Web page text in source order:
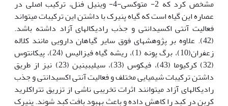
مشخص کرد که 2- متوکسی-4- وینیل فنل، ترکیب اصلی در
عصاره این گیاه است که گیاه پنیرک با داشتن این ترکیبات می­تواند
فعالیت آنتی اکسیدانتی و جذب رادیکال­های آزاد داشته باشد.
(42). علاوه بر پژوهش­های فوق سایر گیاهان دارویی مانند کلاله
زعفران(10)، برگ پونه (1)، ریشه گیاه فیزالیس (24)، پیکانتوس
(32) کرکیوما (43)، فیکوس (33)، سیلیبینین (23) نیز از طریق
داشتن ترکیبات شیمیایی مختلف و فعالیت آنتی اکسیدانتی و جذب
رادیکال­های آزاد می­توانند اثرات تخریبی ناشی از تزریق تتراکلرید
کربن در کبد را کاهش داده و باعث بهبود بافت کبد شوند. پنیرک